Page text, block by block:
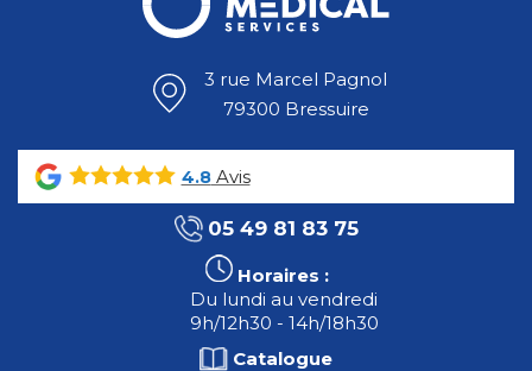
3 rue Marcel Pagnol
79300 Bressuire
4.8Avis
05 49 81 83 75
Horaires :
Du lundi au vendredi
9h/12h30 - 14h/18h30
Catalogue